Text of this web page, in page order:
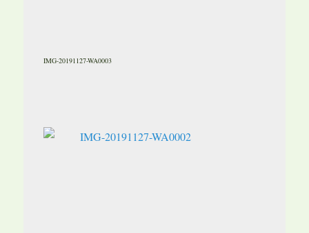
IMG-20191127-WA0003